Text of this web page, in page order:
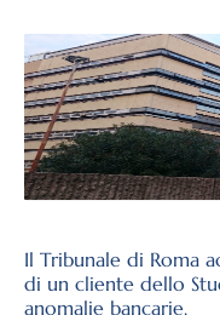
Il Tribunale di Roma
di un cliente dello
anomalie bancarie.